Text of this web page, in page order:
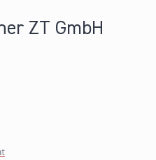
ZT GmbH